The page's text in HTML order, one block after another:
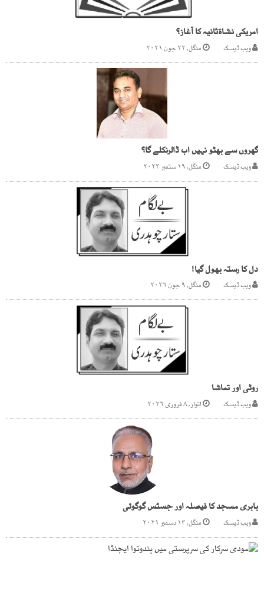
امریکی نشاۃثانیہ کا آغاز؟
ویب ڈیسک منگل, ۲۲ جون ۲۰۲۱
گھروں سے بھٹو نہیں اب ڈالرنکلے گا؟
ویب ڈیسک منگل, ۱۹ ستمبر ۲۰۲۳
دل کا رستہ بھول گیا!
ویب ڈیسک منگل, ۹ جون ۲۰۲۶
روٹی اور تماشا
ویب ڈیسک اتوار, ۸ فروری ۲۰۲۶
بابری مسجد کا فیصلہ اور جسٹس گوگوئی
ویب ڈیسک منگل, ۱۴ دسمبر ۲۰۲۱